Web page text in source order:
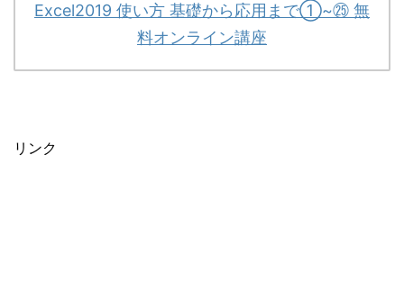
Excel2019 使い方 基礎から応用まで①~㉕ 無
料オンライン講座
リンク